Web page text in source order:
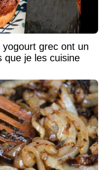
grec ont un
que je les cuisine